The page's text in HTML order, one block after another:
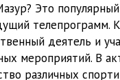
Это
телепрограмм.
деятель и
мероприятий. В
различных